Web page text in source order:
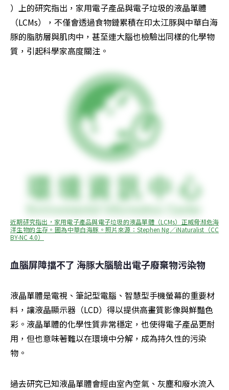
）上的研究指出，家用電子產品與電子垃圾的液晶單體
（LCMs），不僅會透過食物鏈累積在印太江豚與中華白海
豚的脂肪層與肌肉中，甚至連大腦也檢驗出同樣的化學物
質，引起科學家高度關注。
近期研究指出，家用電子產品與電子垃圾的液晶單體（LCMs）正威脅瀕危海
洋生物的生存。圖為中華白海豚。照片來源：Stephen Ng／iNaturalist（CC
BY-NC 4.0）
血腦屏障擋不了 海豚大腦驗出電子廢棄物污染物
液晶單體是電視、筆記型電腦、智慧型手機螢幕的重要材
料，讓液晶顯示器（LCD）得以提供高畫質影像與鮮豔色
彩。液晶單體的化學性質非常穩定，也使得電子產品更耐
用，但也意味著難以在環境中分解，成為持久性的污染
物。
過去研究已知液晶單體會經由室內空氣、灰塵和廢水流入